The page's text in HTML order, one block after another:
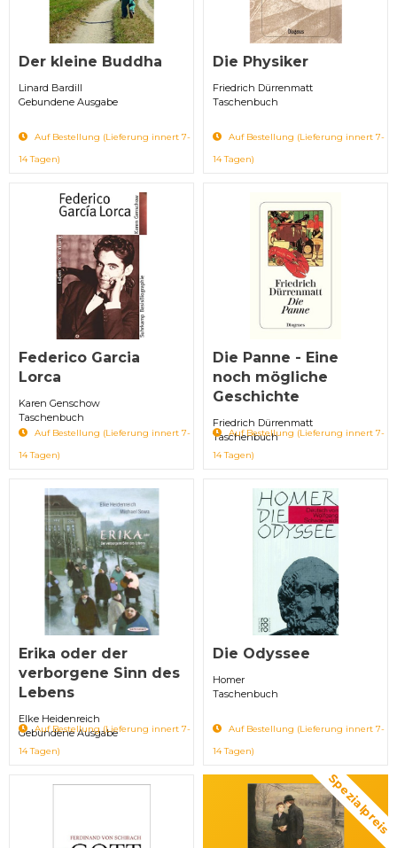
Der kleine Buddha
Linard Bardill
Gebundene Ausgabe
Auf Bestellung (Lieferung innert 7-
14 Tagen)
Die Physiker
Friedrich Dürrenmatt
Taschenbuch
Auf Bestellung (Lieferung innert 7-
14 Tagen)
Federico Garcia
Lorca
Karen Genschow
Taschenbuch
Auf Bestellung (Lieferung innert 7-
14 Tagen)
Die Panne - Eine
noch mögliche
Geschichte
Friedrich Dürrenmatt
Taschenbuch
Auf Bestellung (Lieferung innert 7-
14 Tagen)
Erika oder der
verborgene Sinn des
Lebens
Elke Heidenreich
Gebundene Ausgabe
Auf Bestellung (Lieferung innert 7-
14 Tagen)
Die Odyssee
Homer
Taschenbuch
Auf Bestellung (Lieferung innert 7-
14 Tagen)
Spezialpreis